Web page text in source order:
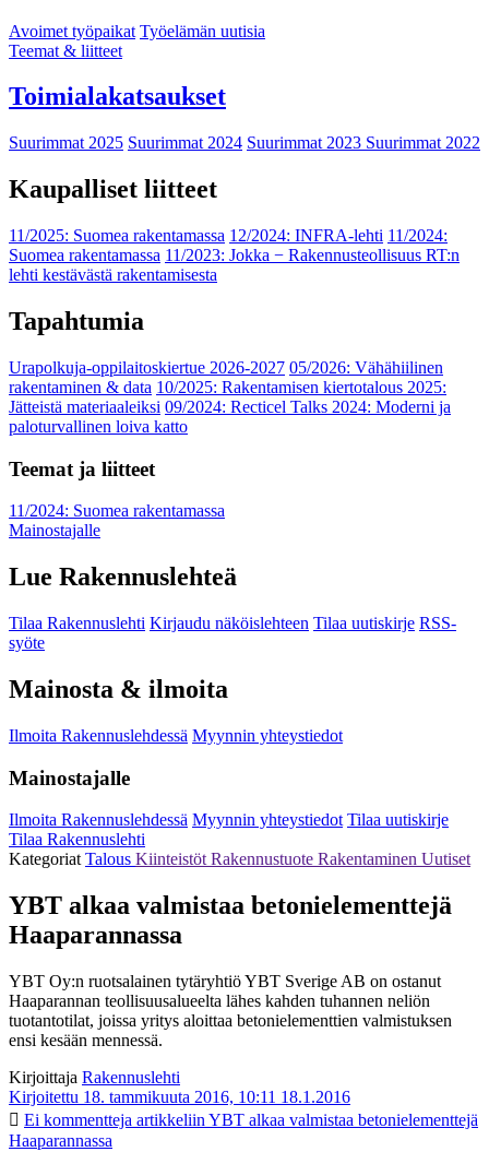
Avoimet työpaikat Työelämän uutisia
Teemat & liitteet
Toimialakatsaukset
Suurimmat 2025 Suurimmat 2024 Suurimmat 2023 Suurimmat 2022
Kaupalliset liitteet
11/2025: Suomea rakentamassa 12/2024: INFRA-lehti 11/2024:
Suomea rakentamassa 11/2023: Jokka − Rakennusteollisuus RT:n
lehti kestävästä rakentamisesta
Tapahtumia
Urapolkuja-oppilaitoskiertue 2026-2027 05/2026: Vähähiilinen
rakentaminen & data 10/2025: Rakentamisen kiertotalous 2025:
Jätteistä materiaaleiksi 09/2024: Recticel Talks 2024: Moderni ja
paloturvallinen loiva katto
Teemat ja liitteet
11/2024: Suomea rakentamassa
Mainostajalle
Lue Rakennuslehteä
Tilaa Rakennuslehti Kirjaudu näköislehteen Tilaa uutiskirje RSS-
syöte
Mainosta & ilmoita
Ilmoita Rakennuslehdessä Myynnin yhteystiedot
Mainostajalle
Ilmoita Rakennuslehdessä Myynnin yhteystiedot Tilaa uutiskirje
Tilaa Rakennuslehti
KategoriatTalous KiinteistötRakennustuote Rakentaminen Uutiset
YBT alkaa valmistaa betonielementtejä
Haaparannassa
YBT Oy:n ruotsalainen tytäryhtiö YBT Sverige AB on ostanut
Haaparannan teollisuusalueelta lähes kahden tuhannen neliön
tuotantotilat, joissa yritys aloittaa betonielementtien valmistuksen
ensi kesään mennessä.
Kirjoittaja Rakennuslehti
Kirjoitettu 18. tammikuuta 2016, 10:11 18.1.2016
Ei kommentteja artikkeliin YBT alkaa valmistaa betonielementtejä
Haaparannassa